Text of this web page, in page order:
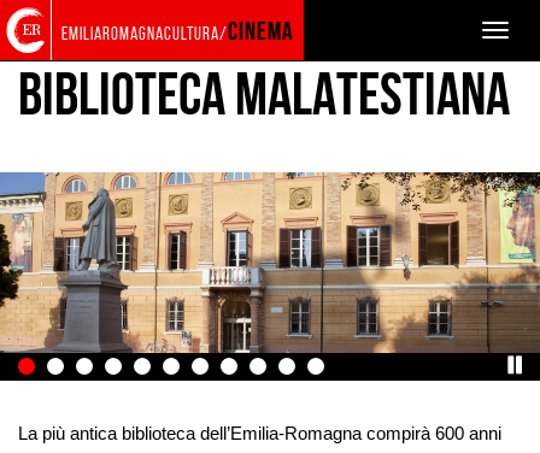
Torna
alla
home
page
Cerca
nel
sito
Salta
ai
contenuti
Salta
al
menu
principale
Toggle
emiliaromagnacultura/cinema
PRODUZIONE LOCATION
BIBLIOTECA MALATESTIANA
Ingrandisci
immagine
La più antica biblioteca dell’Emilia-Romagna compirà 600 anni